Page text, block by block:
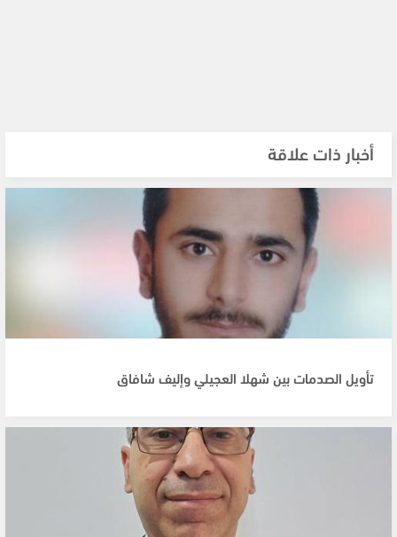
أخبار ذات علاقة
تأويل الصدمات بين شهلا العجيلي وإليف شافاق